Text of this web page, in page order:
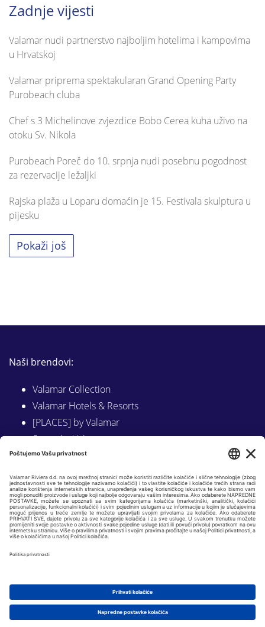
Zadnje vijesti
Valamar nudi partnerstvo najboljim hotelima i kampovima
u Hrvatskoj
Valamar priprema spektakularan Grand Opening Party
Purobeach cluba
Chef s 3 Michelinove zvjezdice Bobo Cerea kuha uživo na
otoku Sv. Nikola
Purobeach Poreč do 10. srpnja nudi posebnu pogodnost
za rezervacije ležaljki
Rajska plaža u Loparu domaćin je 15. Festivala skulptura u
pijesku
Pokaži još
Naši brendovi:
Valamar Collection
Valamar Hotels & Resorts
[PLACES] by Valamar
Sunny by Valamar
Valamar Camping
Istraži na Valamar.com
Slijedite nas na:
Copyright © 2026 Valamar Riviera d.d. |Osnovni podaci|GDPR i politike